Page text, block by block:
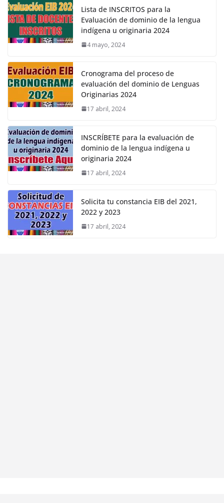
Lista de INSCRITOS para la
Evaluación de dominio de la lengua
indígena u originaria 2024
4 mayo, 2024
Cronograma del proceso de
evaluación del dominio de Lenguas
Originarias 2024
17 abril, 2024
INSCRÍBETE para la evaluación de
dominio de la lengua indígena u
originaria 2024
17 abril, 2024
Solicita tu constancia EIB del 2021,
2022 y 2023
17 abril, 2024